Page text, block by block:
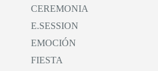
CEREMONIA
E.SESSION
EMOCIÓN
FIESTA